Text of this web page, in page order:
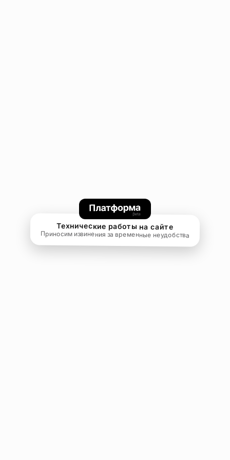
Технические работы на сайте
Приносим извинения за временные неудобства